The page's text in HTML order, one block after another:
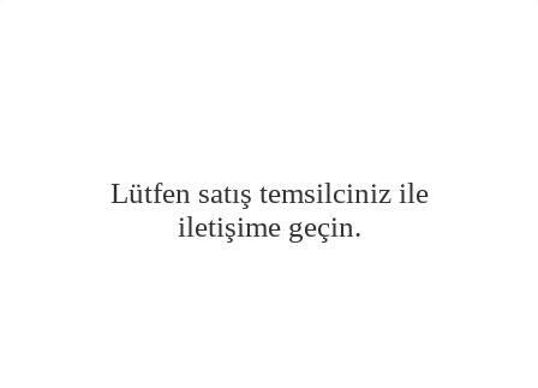
Lütfen satış temsilciniz ile
iletişime geçin.